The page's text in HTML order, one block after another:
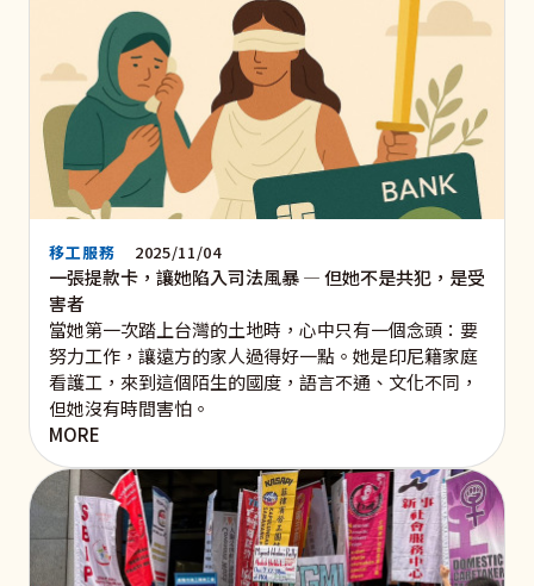
移工服務 2025/11/04
一張提款卡，讓她陷入司法風暴 — 但她不是共犯，是受
害者
當她第一次踏上台灣的土地時，心中只有一個念頭：要
努力工作，讓遠方的家人過得好一點。她是印尼籍家庭
看護工，來到這個陌生的國度，語言不通、文化不同，
但她沒有時間害怕。
MORE